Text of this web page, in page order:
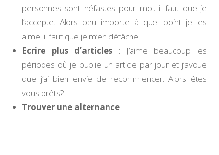
personnes sont néfastes pour moi, il faut que je
l’accepte. Alors peu importe à quel point je les
aime, il faut que je m’en détâche.
Ecrire plus d’articles : J’aime beaucoup les
périodes où je publie un article par jour et j’avoue
que j’ai bien envie de recommencer. Alors êtes
vous prêts?
Trouver une alternance